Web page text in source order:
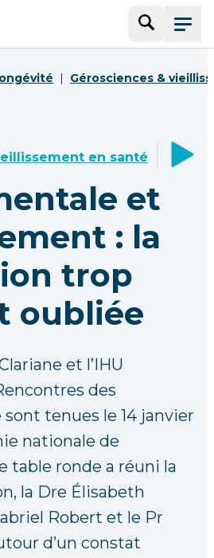
Menu
Gérosciences &
en santé
et
: la
trop
oubliée
et l’IHU
des
tenues le 14 janvier
nationale de
table ronde a réuni la
la Dre Élisabeth
Robert et le Pr
d’un constat